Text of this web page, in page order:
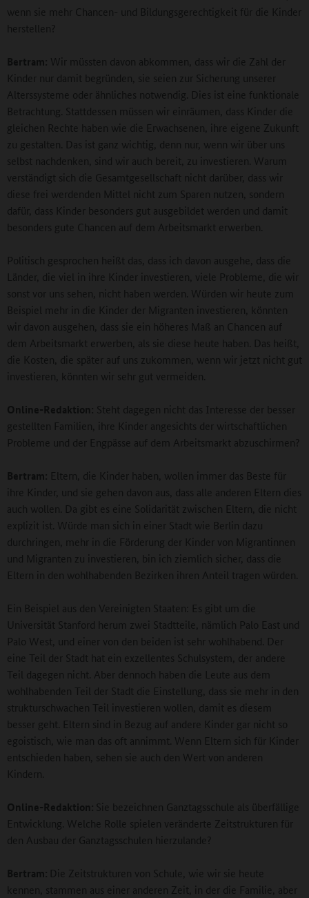
wenn sie mehr Chancen- und Bildungsgerechtigkeit für die Kinder
herstellen?
Bertram: Wir müssten davon abkommen, dass wir die Zahl der
Kinder nur damit begründen, sie seien zur Sicherung unserer
Alterssysteme oder ähnliches notwendig. Dies ist eine funktionale
Betrachtung. Stattdessen müssen wir einräumen, dass Kinder die
gleichen Rechte haben wie die Erwachsenen, ihre eigene Zukunft
zu gestalten. Das ist ganz wichtig, denn nur, wenn wir über uns
selbst nachdenken, sind wir auch bereit, zu investieren. Warum
verständigt sich die Gesamtgesellschaft nicht darüber, dass wir
diese frei werdenden Mittel nicht zum Sparen nutzen, sondern
dafür, dass Kinder besonders gut ausgebildet werden und damit
besonders gute Chancen auf dem Arbeitsmarkt erwerben.
Politisch gesprochen heißt das, dass ich davon ausgehe, dass die
Länder, die viel in ihre Kinder investieren, viele Probleme, die wir
sonst vor uns sehen, nicht haben werden. Würden wir heute zum
Beispiel mehr in die Kinder der Migranten investieren, könnten
wir davon ausgehen, dass sie ein höheres Maß an Chancen auf
dem Arbeitsmarkt erwerben, als sie diese heute haben. Das heißt,
die Kosten, die später auf uns zukommen, wenn wir jetzt nicht gut
investieren, könnten wir sehr gut vermeiden.
Online-Redaktion:
Steht dagegen nicht das Interesse der besser
gestellten Familien, ihre Kinder angesichts der wirtschaftlichen
Probleme und der Engpässe auf dem Arbeitsmarkt abzuschirmen?
Bertram: Eltern, die Kinder haben, wollen immer das Beste für
ihre Kinder, und sie gehen davon aus, dass alle anderen Eltern dies
auch wollen. Da gibt es eine Solidarität zwischen Eltern, die nicht
explizit ist. Würde man sich in einer Stadt wie Berlin dazu
durchringen, mehr in die Förderung der Kinder von Migrantinnen
und Migranten zu investieren, bin ich ziemlich sicher, dass die
Eltern in den wohlhabenden Bezirken ihren Anteil tragen würden.
Ein Beispiel aus den Vereinigten Staaten: Es gibt um die
Universität Stanford herum zwei Stadtteile, nämlich Palo East und
Palo West, und einer von den beiden ist sehr wohlhabend. Der
eine Teil der Stadt hat ein exzellentes Schulsystem, der andere
Teil dagegen nicht. Aber dennoch haben die Leute aus dem
wohlhabenden Teil der Stadt die Einstellung, dass sie mehr in den
strukturschwachen Teil investieren wollen, damit es diesem
besser geht. Eltern sind in Bezug auf andere Kinder gar nicht so
egoistisch, wie man das oft annimmt. Wenn Eltern sich für Kinder
entschieden haben, sehen sie auch den Wert von anderen
Kindern.
Online-Redaktion:
Sie bezeichnen Ganztagsschule als überfällige
Entwicklung. Welche Rolle spielen veränderte Zeitstrukturen für
den Ausbau der Ganztagsschulen hierzulande?
Bertram: Die Zeitstrukturen von Schule, wie wir sie heute
kennen, stammen aus einer anderen Zeit, in der die Familie, aber